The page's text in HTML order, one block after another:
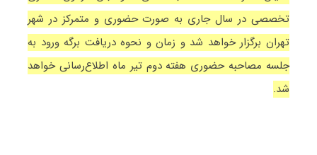
تخصصی در سال جاری به صورت حضوری و متمرکز در شهر
تهران برگزار خواهد شد و زمان و نحوه دریافت برگه ورود به
جلسه مصاحبه حضوری هفته دوم تیر ماه اطلاع‌رسانی خواهد
شد.